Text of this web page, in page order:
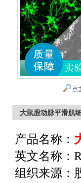
点
大鼠股动脉平滑肌
产品名称：
英文名称：
组织来源：